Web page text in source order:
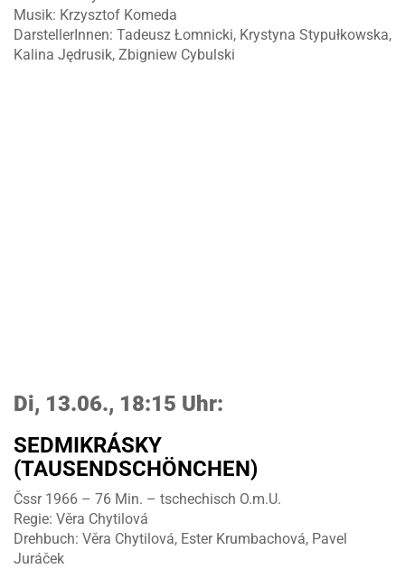
Musik: Krzysztof Komeda
DarstellerInnen: Tadeusz Łomnicki, Krystyna Stypułkowska,
Kalina Jędrusik, Zbigniew Cybulski
Di, 13.06., 18:15 Uhr:
SEDMIKRÁSKY
(TAUSENDSCHÖNCHEN)
Čssr 1966 – 76 Min. – tschechisch O.m.U.
Regie: Věra Chytilová
Drehbuch: Věra Chytilová, Ester Krumbachová, Pavel
Juráček